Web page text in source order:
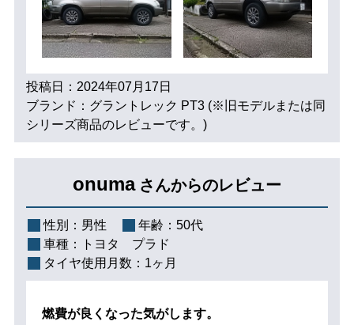
投稿日：2024年07月17日
ブランド：グラントレック PT3 (※旧モデルまたは同
シリーズ商品のレビューです。)
onuma さんからのレビュー
性別： 男性 年齢： 50代
車種：
トヨタ プラド
タイヤ使用月数： 1ヶ月
燃費が良くなった気がします。